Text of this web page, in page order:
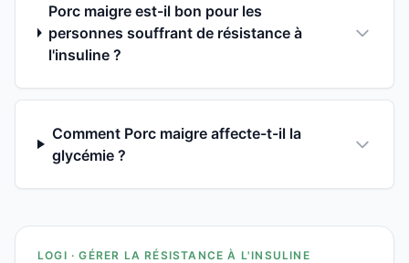
Porc maigre est-il bon pour les
personnes souffrant de résistance à
l'insuline ?
Comment Porc maigre affecte-t-il la
glycémie ?
LOGI · GÉRER LA RÉSISTANCE À L'INSULINE